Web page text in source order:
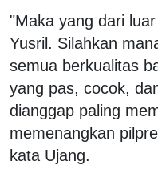
"Maka yang dari
Yusril. Silahkan
semua berkualitas
yang pas, cocok,
dianggap paling
memenangkan
kata Ujang.